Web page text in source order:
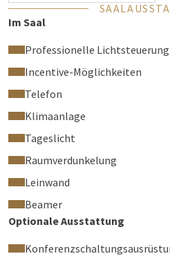
Im Saal
Professionelle Lichtsteuerung
Incentive-Möglichkeiten
Telefon
Klimaanlage
Tageslicht
Raumverdunkelung
Leinwand
Beamer
Optionale Ausstattung